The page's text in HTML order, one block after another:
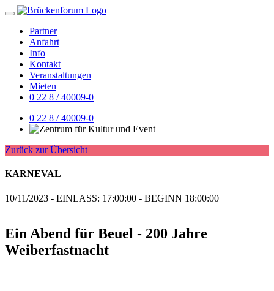
Partner
Anfahrt
Info
Kontakt
Veranstaltungen
Mieten
0 22 8 / 40009-0
0 22 8 / 40009-0
Zurück zur Übersicht
KARNEVAL
10/11/2023 - EINLASS: 17:00:00 - BEGINN 18:00:00
Ein Abend für Beuel - 200 Jahre
Weiberfastnacht